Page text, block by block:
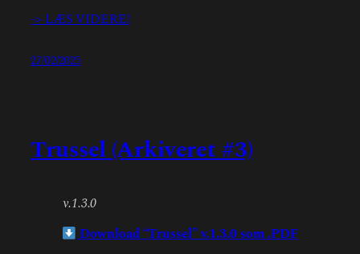
-> LÆS VIDERE!
27/02/2025
Trussel (Arkiveret #3)
v.1.3.0
Download “Trussel” v.1.3.0 som .PDF